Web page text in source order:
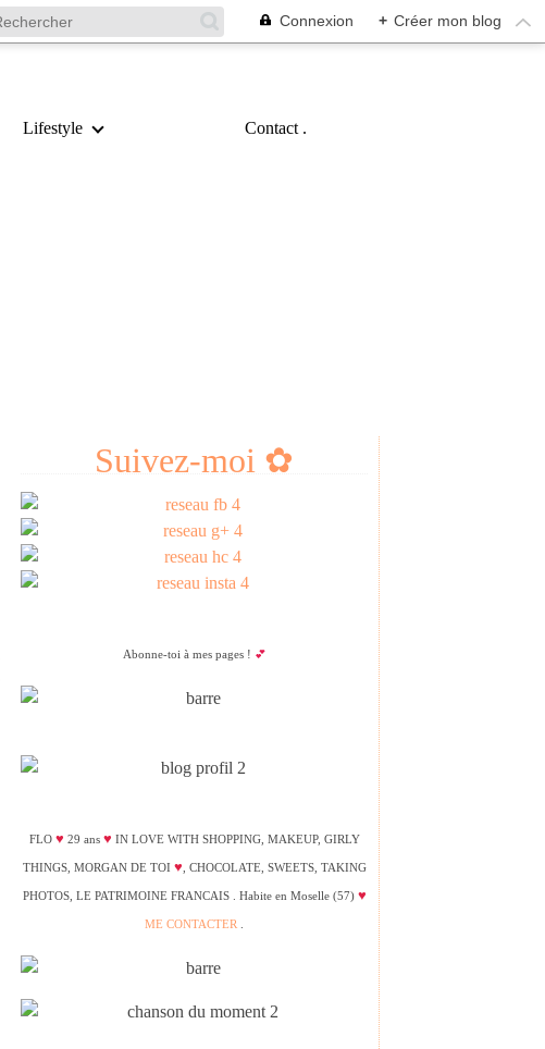
Connexion + Créer mon blog
Lifestyle Contact .
Suivez-moi ✿
Abonne-toi à mes pages ! 💕
FLO ♥ 29 ans ♥ IN LOVE WITH SHOPPING, MAKEUP, GIRLY
THINGS, MORGAN DE TOI ♥ , CHOCOLATE, SWEETS, TAKING
PHOTOS, LE PATRIMOINE FRANCAIS . Habite en Moselle (57) ♥
ME CONTACTER